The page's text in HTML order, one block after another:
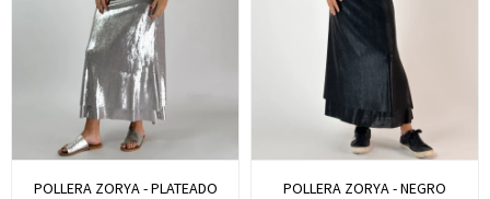
POLLERA ZORYA - PLATEADO POLLERA ZORYA - NEGRO